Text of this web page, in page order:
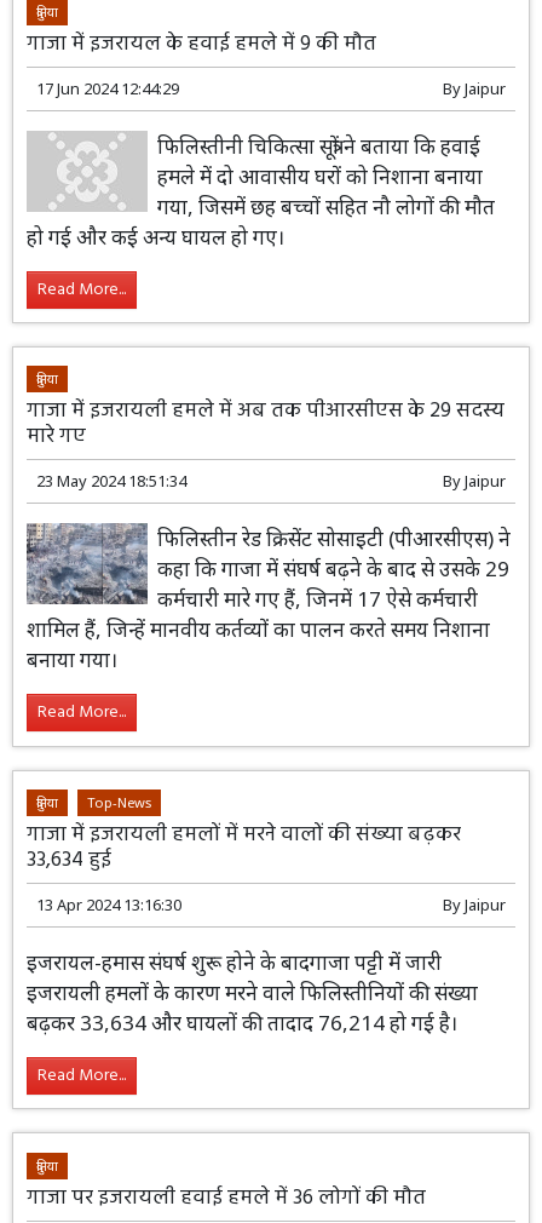
दुनिया
गाजा में इजरायल के हवाई हमले में 9 की मौत
17 Jun 2024 12:44:29 ByJaipur
फिलिस्तीनी चिकित्सा सूत्रों ने बताया कि हवाई
हमले में दो आवासीय घरों को निशाना बनाया
गया, जिसमें छह बच्चों सहित नौ लोगों की मौत
हो गई और कई अन्य घायल हो गए।
Read More...
दुनिया
गाजा में इजरायली हमले में अब तक पीआरसीएस के 29 सदस्य
मारे गए
23 May 2024 18:51:34 ByJaipur
फिलिस्तीन रेड क्रिसेंट सोसाइटी (पीआरसीएस) ने
कहा कि गाजा में संघर्ष बढ़ने के बाद से उसके 29
कर्मचारी मारे गए हैं, जिनमें 17 ऐसे कर्मचारी
शामिल हैं, जिन्हें मानवीय कर्तव्यों का पालन करते समय निशाना
बनाया गया।
Read More...
दुनिया Top-News
गाजा में इजरायली हमलों में मरने वालों की संख्या बढ़कर
33,634 हुई
13 Apr 2024 13:16:30 ByJaipur
इजरायल-हमास संघर्ष शुरू होने के बादगाजा पट्टी में जारी
इजरायली हमलों के कारण मरने वाले फिलिस्तीनियों की संख्या
बढ़कर 33,634 और घायलों की तादाद 76,214 हो गई है।
Read More...
दुनिया
गाजा पर इजरायली हवाई हमले में 36 लोगों की मौत